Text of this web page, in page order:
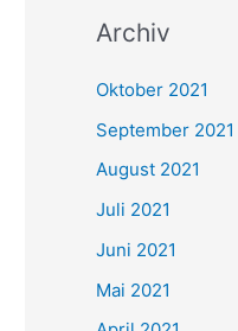
h
e
n
h
:
Archiv
Oktober 2021
September 2021
August 2021
Juli 2021
Juni 2021
Mai 2021